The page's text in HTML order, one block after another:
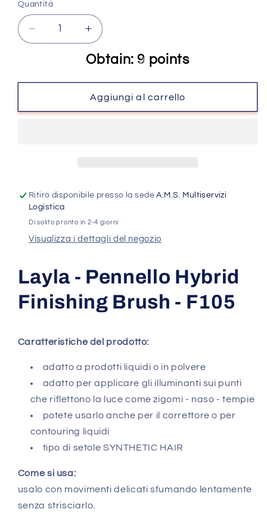
Quantità
Quantità
Diminuisci
quantità
-
Hybrid
Aumenta
quantità
per
-
Pennello
Hybrid
Obtain: 9 points
Aggiungi al carrello
Ritiro disponibile presso la sedeA.M.S. Multiservizi
Logistica
Di solito pronto in 2-4 giorni
Visualizza i dettagli del negozio
Layla - Pennello Hybrid
Finishing Brush - F105
Caratteristiche del prodotto:
adatto a prodotti liquidi o in polvere
adatto per applicare gli illuminanti sui punti
che riflettono la luce come zigomi - naso - tempie
potete usarlo anche per il correttore o per
contouring liquidi
tipo di setole SYNTHETIC HAIR
Come si usa:
usalo con movimenti delicati sfumando lentamente
senza strisciarlo.